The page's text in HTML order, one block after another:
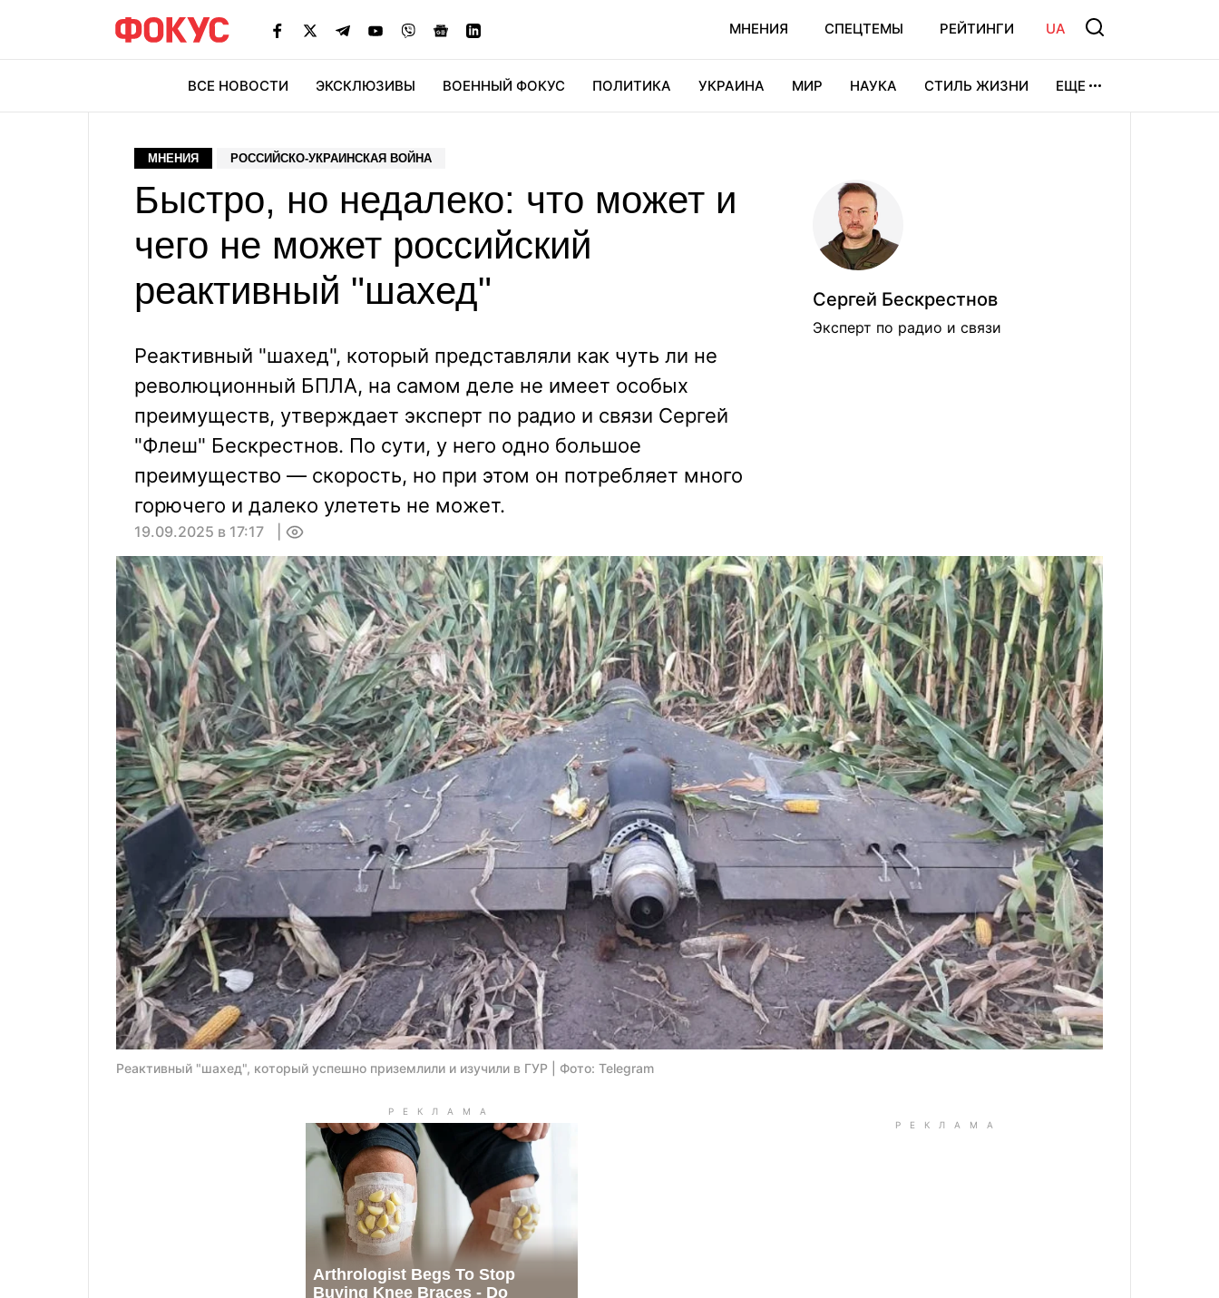
МНЕНИЯ СПЕЦТЕМЫ РЕЙТИНГИ UA
ВСЕ НОВОСТИ ЭКСКЛЮЗИВЫ ВОЕННЫЙ ФОКУС ПОЛИТИКА УКРАИНА МИР НАУКА СТИЛЬ ЖИЗНИ ЕЩЕ
МНЕНИЯ РОССИЙСКО-УКРАИНСКАЯ ВОЙНА
Быстро, но недалеко: что может и
чего не может российский
реактивный "шахед"
Реактивный "шахед", который представляли как чуть ли не
революционный БПЛА, на самом деле не имеет особых
преимуществ, утверждает эксперт по радио и связи Сергей
"Флеш" Бескрестнов. По сути, у него одно большое
преимущество — скорость, но при этом он потребляет много
горючего и далеко улететь не может.
Сергей Бескрестнов
Эксперт по радио и связи
19.09.2025 в 17:17
Реактивный "шахед", который успешно приземлили и изучили в ГУР | Фото: Telegram